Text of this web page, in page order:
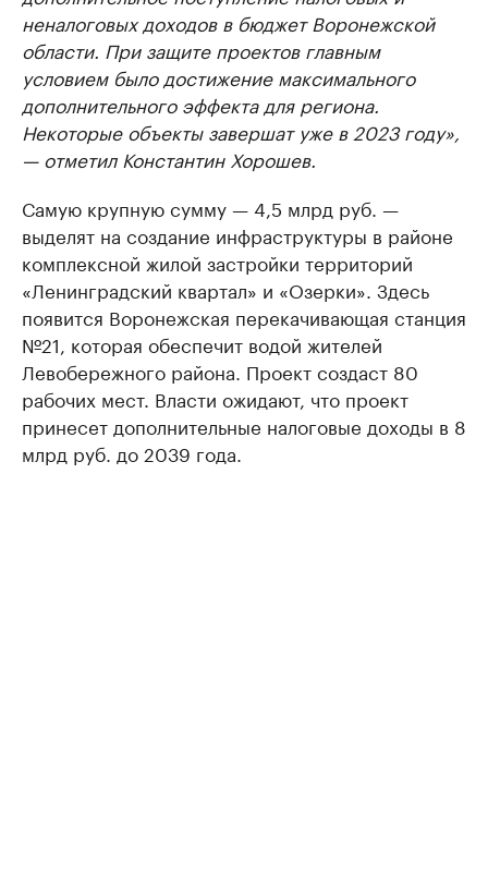
неналоговых доходов в бюджет Воронежской
области. При защите проектов главным
условием было достижение максимального
дополнительного эффекта для региона.
Некоторые объекты завершат уже в 2023 году»,
— отметил Константин Хорошев.
Самую крупную сумму — 4,5 млрд руб. —
выделят на создание инфраструктуры в районе
комплексной жилой застройки территорий
«Ленинградский квартал» и «Озерки». Здесь
появится Воронежская перекачивающая станция
№21, которая обеспечит водой жителей
Левобережного района. Проект создаст 80
рабочих мест. Власти ожидают, что проект
принесет дополнительные налоговые доходы в 8
млрд руб. до 2039 года.